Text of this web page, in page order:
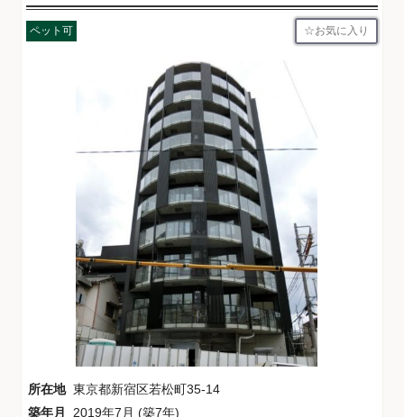
ペット可 お気に入り
所在地 東京都新宿区若松町35-14
築年月
2019年7月 (築7年)